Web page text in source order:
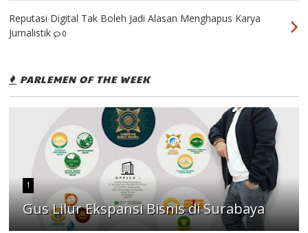
Reputasi Digital Tak Boleh Jadi Alasan Menghapus Karya
Jurnalistik
0
PARLEMEN OF THE WEEK
1
Gus Lilur Ekspansi Bisnis di Surabaya